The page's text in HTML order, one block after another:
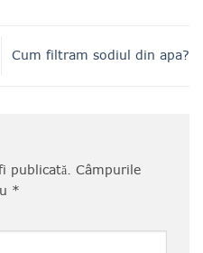
Cum filtram sodiul din apa?
publicată. Câmpurile
*